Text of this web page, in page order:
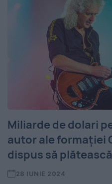
Miliarde de dolari
autor ale formației
dispus să plătească
28 IUNIE 2024